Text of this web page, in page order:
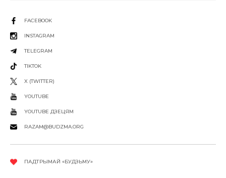
FACEBOOK
INSTAGRAM
TELEGRAM
TIKTOK
X (TWITTER)
YOUTUBE
YOUTUBE ДЗЕЦЯМ
RAZAM@BUDZMA.ORG
ПАДТРЫМАЙ «БУДЗЬМУ»